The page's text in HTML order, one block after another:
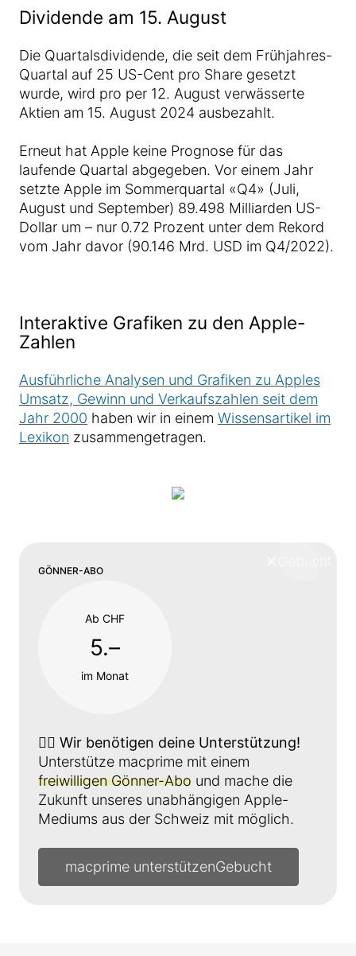
Dividende am 15. August
Die Quartalsdividende, die seit dem Frühjahres-
Quartal auf 25 US-Cent pro Share gesetzt
wurde, wird pro per 12. August verwässerte
Aktien am 15. August 2024 ausbezahlt.
Erneut hat Apple keine Prognose für das
laufende Quartal abgegeben. Vor einem Jahr
setzte Apple im Sommerquartal «Q4» (Juli,
August und September) 89.498 Milliarden US-
Dollar um – nur 0.72 Prozent unter dem Rekord
vom Jahr davor (90.146 Mrd. USD im Q4/2022).
Interaktive Grafiken zu den Apple-
Zahlen
Ausführliche Analysen und Grafiken zu Apples
Umsatz, Gewinn und Verkaufszahlen seit dem
Jahr 2000 haben wir in einem Wissensartikel im
Lexikon zusammengetragen.
GÖNNER-ABO
Ab CHF
5.–
im Monat
👉🏼 Wir benötigen deine Unterstützung!
Unterstütze macprime mit einem
freiwilligen Gönner-Abo und mache die
Zukunft unseres unabhängigen Apple-
Mediums aus der Schweiz mit möglich.
macprime unterstützen